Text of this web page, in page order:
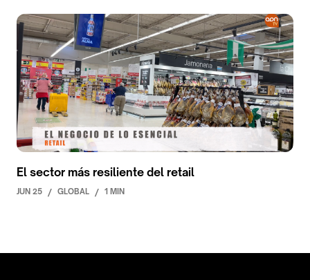
El sector más resiliente del retail
JUN 25 / GLOBAL / 1 MIN